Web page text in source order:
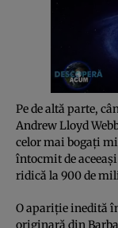
Pe de altă parte,
Andrew Lloyd
celor mai bogaţi
întocmit de
ridică la 900 de
O apariţie inedită
originară din